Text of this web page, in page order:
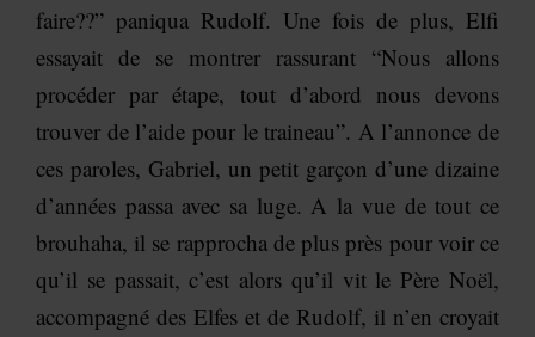
faire??” paniqua Rudolf. Une fois de plus, Elfi
essayait de se montrer rassurant “Nous allons
procéder par étape, tout d’abord nous devons
trouver de l’aide pour le traineau”. A l’annonce de
ces paroles, Gabriel, un petit garçon d’une dizaine
d’années passa avec sa luge. A la vue de tout ce
brouhaha, il se rapprocha de plus près pour voir ce
qu’il se passait, c’est alors qu’il vit le Père Noël,
accompagné des Elfes et de Rudolf, il n’en croyait